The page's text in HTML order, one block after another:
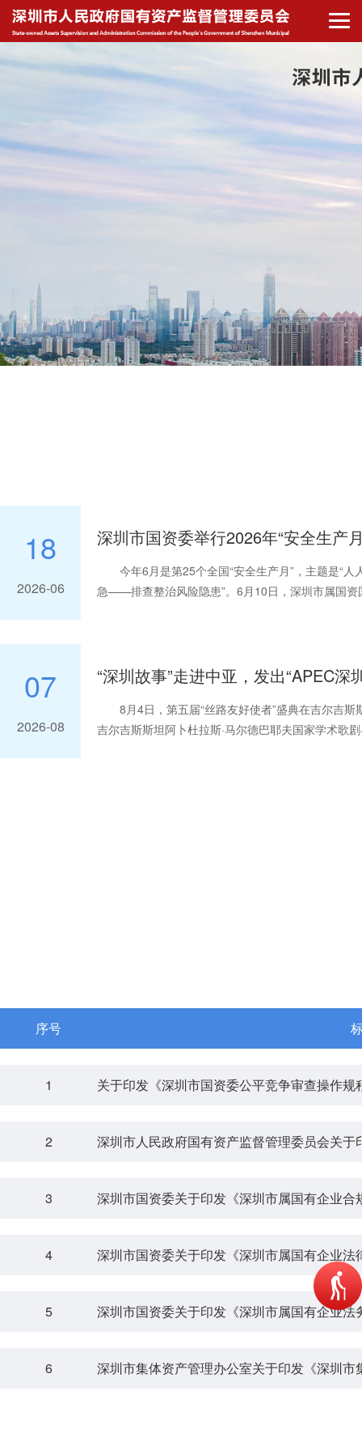
18
2026-06
今年6月是第25个全国“安全生产月”，主题是“人
急——排查整治风险隐患”。6月10日，深圳市属国资
07
2026-08
8月4日，第五届“丝路友好使者”盛典在吉尔吉斯
吉尔吉斯斯坦阿卜杜拉斯·马尔德巴耶夫国家学术歌
序号
1 关于印发《深圳市国资委公平竞争审查操作
2
3 深圳市国资委关于印发《深圳市属国有企业合
4 深圳市国资委关于印发《深圳市属国有企业
5 深圳市国资委关于印发《深圳市属国有企业法
6